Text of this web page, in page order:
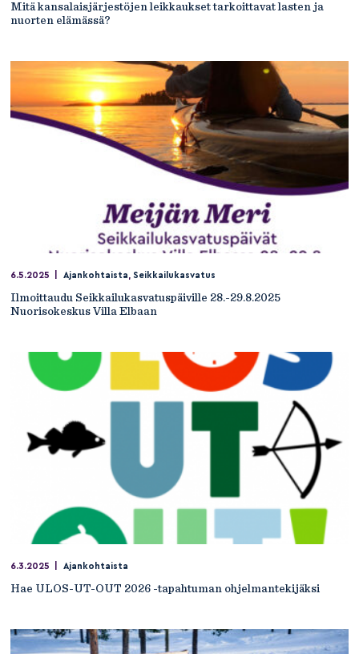
Mitä kansalaisjärjestöjen leikkaukset tarkoittavat lasten ja
nuorten elämässä?
6.5.2025 Ajankohtaista, Seikkailukasvatus
Ilmoittaudu Seikkailukasvatuspäiville 28.-29.8.2025
Nuorisokeskus Villa Elbaan
6.3.2025 Ajankohtaista
Hae ULOS-UT-OUT 2026 -tapahtuman ohjelmantekijäksi